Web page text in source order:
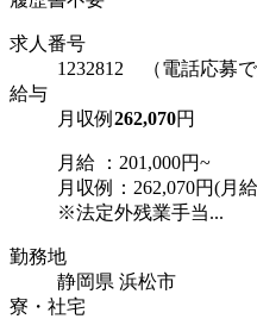
求人番号
1232812 （電話応募で
給与
月収例 262,070円
月給 ：201,000円~
月収例：262,070円(月
※法定外残業手当...
勤務地
静岡県 浜松市
寮・社宅